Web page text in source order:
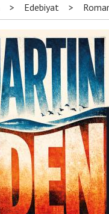
> Edebiyat >